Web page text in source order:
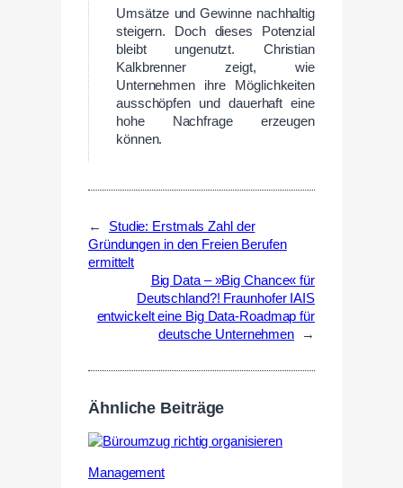
Umsätze und Gewinne nachhaltig
steigern. Doch dieses Potenzial
bleibt ungenutzt. Christian
Kalkbrenner zeigt, wie
Unternehmen ihre Möglichkeiten
ausschöpfen und dauerhaft eine
hohe Nachfrage erzeugen
können.
←
Studie: Erstmals Zahl der
Gründungen in den Freien Berufen
ermittelt
Big Data – »Big Chance« für
Deutschland?! Fraunhofer IAIS
entwickelt eine Big Data-Roadmap für
deutsche Unternehmen
→
Ähnliche Beiträge
Management